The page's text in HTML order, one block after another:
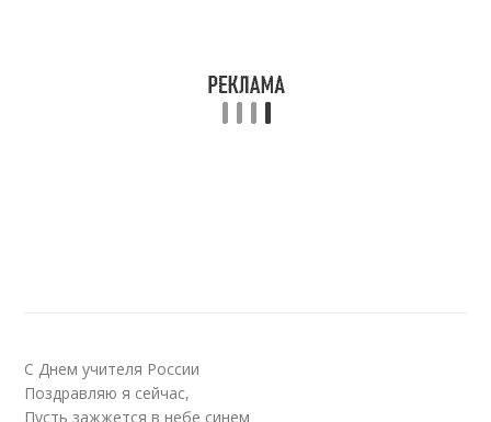
С Днем учителя России
Поздравляю я сейчас,
Пусть зажжется в небе синем